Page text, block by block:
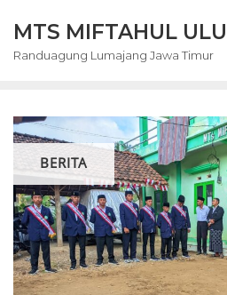
content
MTS MIFTAHUL
Randuagung Lumajang Jawa Timur
BERITA